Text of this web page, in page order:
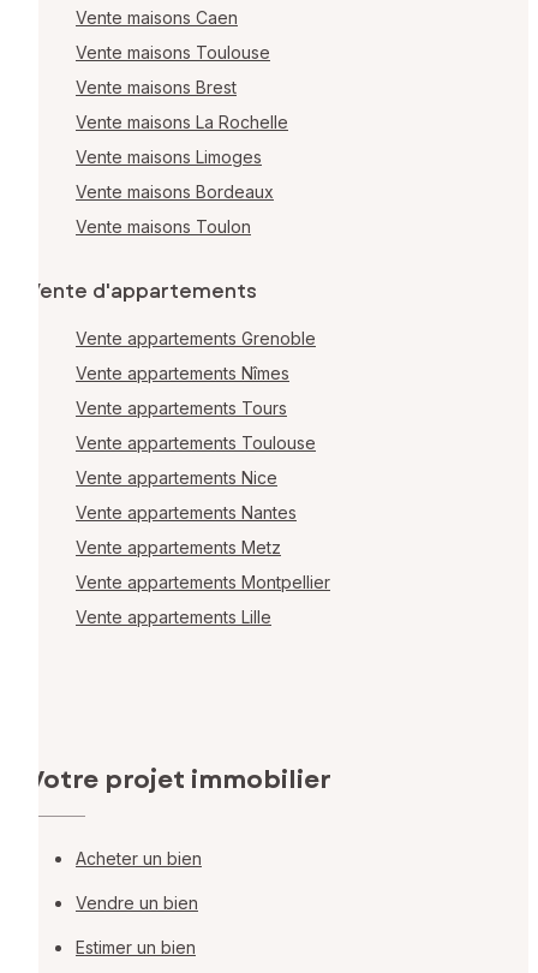
Vente maisons Caen
Vente maisons Toulouse
Vente maisons Brest
Vente maisons La Rochelle
Vente maisons Limoges
Vente maisons Bordeaux
Vente maisons Toulon
Vente d'appartements
Vente appartements Grenoble
Vente appartements Nîmes
Vente appartements Tours
Vente appartements Toulouse
Vente appartements Nice
Vente appartements Nantes
Vente appartements Metz
Vente appartements Montpellier
Vente appartements Lille
Votre projet immobilier
Acheter un bien
Vendre un bien
Estimer un bien